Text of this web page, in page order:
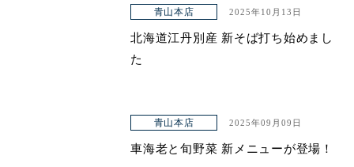
青山本店 2025年10月13日
北海道江丹別産 新そば打ち始めまし
た
青山本店 2025年09月09日
車海老と旬野菜 新メニューが登場！